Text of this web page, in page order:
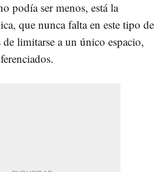
podía ser menos, está la
que nunca falta en este tipo de
limitarse a un único espacio,